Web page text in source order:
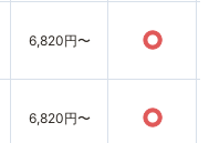
6,820円〜 ○
6,820円〜 ○